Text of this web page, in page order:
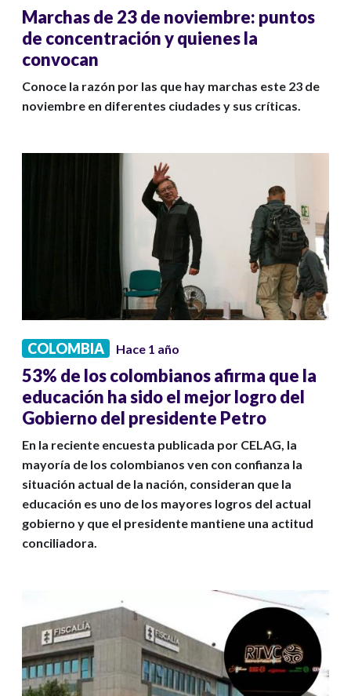
Marchas de 23 de noviembre: puntos
de concentración y quienes la
convocan
Conoce la razón por las que hay marchas este 23 de
noviembre en diferentes ciudades y sus críticas.
COLOMBIA Hace 1 año
53% de los colombianos afirma que la
educación ha sido el mejor logro del
Gobierno del presidente Petro
En la reciente encuesta publicada por CELAG, la
mayoría de los colombianos ven con confianza la
situación actual de la nación, consideran que la
educación es uno de los mayores logros del actual
gobierno y que el presidente mantiene una actitud
conciliadora.